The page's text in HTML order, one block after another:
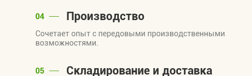
04 Производство
Сочетает опыт с передовыми производственными
возможностями.
05 Складирование и доставка